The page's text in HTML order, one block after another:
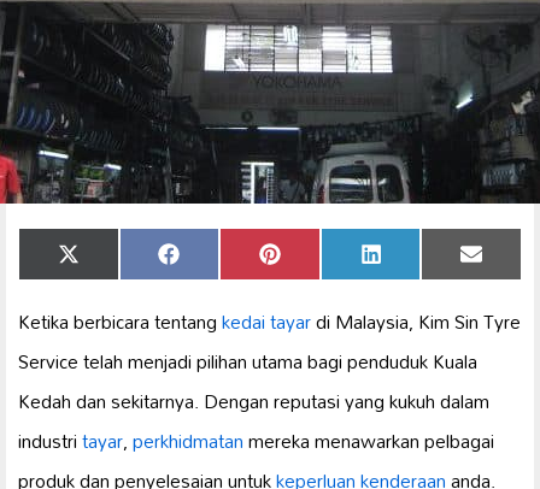
Share
on
X
(Twitter)
Share
on
Facebook Share
on
Pinterest Share
on
LinkedIn Share
on
Email
Ketika berbicara tentangkedai tayardi Malaysia, Kim Sin Tyre
Service telah menjadi pilihan utama bagi penduduk Kuala
Kedah dan sekitarnya. Dengan reputasi yang kukuh dalam
industritayar,perkhidmatanmereka menawarkan pelbagai
produk dan penyelesaian untukkeperluan kenderaananda.